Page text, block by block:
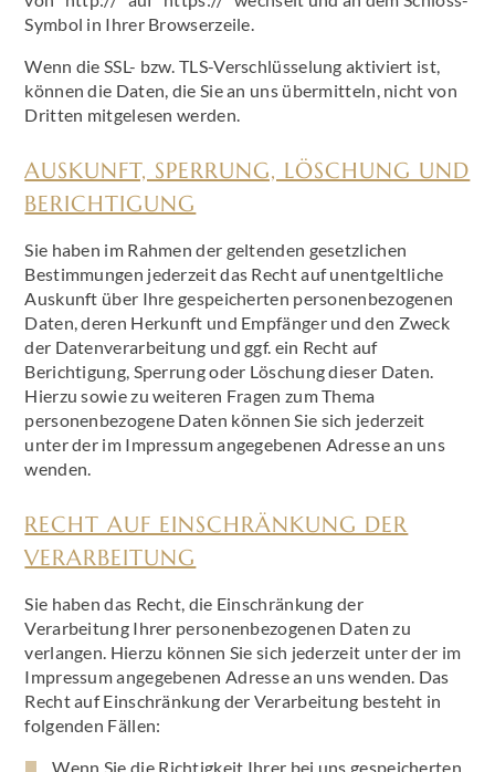
Symbol in Ihrer Browserzeile.
Wenn die SSL- bzw. TLS-Verschlüsselung aktiviert ist,
können die Daten, die Sie an uns übermitteln, nicht von
Dritten mitgelesen werden.
AUSKUNFT, SPERRUNG, LÖSCHUNG UND
BERICHTIGUNG
Sie haben im Rahmen der geltenden gesetzlichen
Bestimmungen jederzeit das Recht auf unentgeltliche
Auskunft über Ihre gespeicherten personenbezogenen
Daten, deren Herkunft und Empfänger und den Zweck
der Datenverarbeitung und ggf. ein Recht auf
Berichtigung, Sperrung oder Löschung dieser Daten.
Hierzu sowie zu weiteren Fragen zum Thema
personenbezogene Daten können Sie sich jederzeit
unter der im Impressum angegebenen Adresse an uns
wenden.
RECHT AUF EINSCHRÄNKUNG DER
VERARBEITUNG
Sie haben das Recht, die Einschränkung der
Verarbeitung Ihrer personenbezogenen Daten zu
verlangen. Hierzu können Sie sich jederzeit unter der im
Impressum angegebenen Adresse an uns wenden. Das
Recht auf Einschränkung der Verarbeitung besteht in
folgenden Fällen:
Wenn Sie die Richtigkeit Ihrer bei uns gespeicherten